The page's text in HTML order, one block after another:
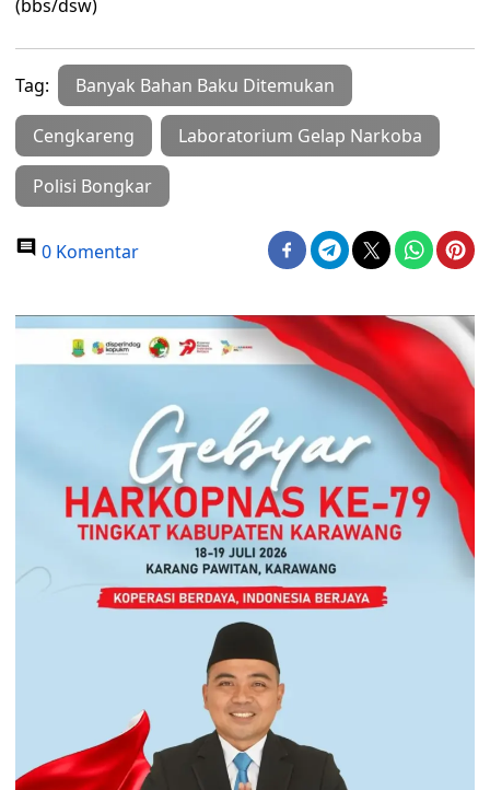
(bbs/dsw)
Tag: Banyak Bahan Baku Ditemukan
Cengkareng Laboratorium Gelap Narkoba
Polisi Bongkar
0 Komentar